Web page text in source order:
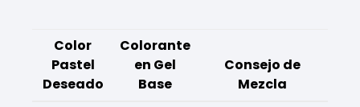
Color
Pastel
Deseado
Colorante
en Gel
Base
Consejo de
Mezcla